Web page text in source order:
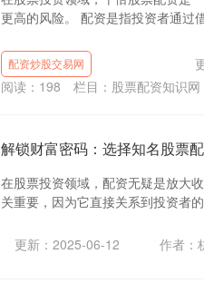
更高的风险。 配资是指投资者通过
配资炒股交易网
阅读： 198 栏目： 股票配资知识网
解锁财富密码：选择知名股票
在股票投资领域，配资无疑是放大
关重要，因为它直接关系到投资者
更新：2025-06-12 作者：